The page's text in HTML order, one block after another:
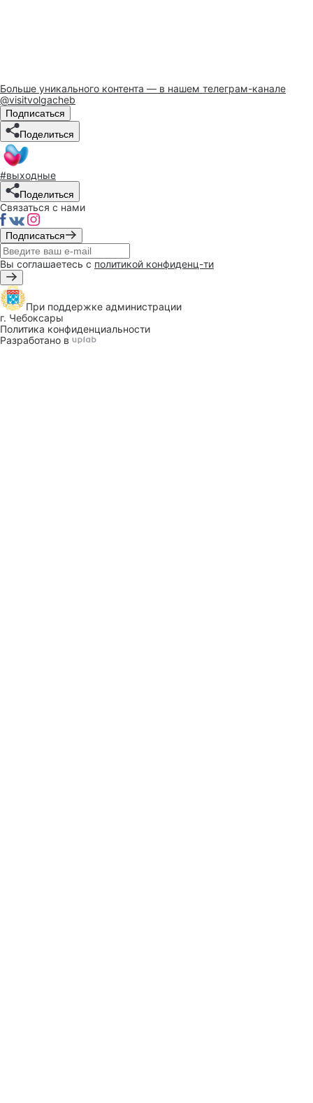
Больше уникального контента — в нашем телеграм-канале
@visitvolgacheb
Подписаться
Поделиться
#выходные
Поделиться
Связаться с нами
Подписаться
Вы соглашаетесь с политикой конфиденц-ти
При поддержке администрации
г. Чебоксары
Политика конфиденциальности
Разработано в